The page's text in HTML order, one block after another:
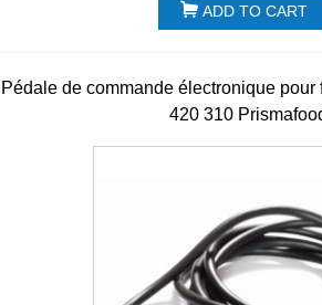
ADD TO CART
Pédale de commande électronique pour
420 310